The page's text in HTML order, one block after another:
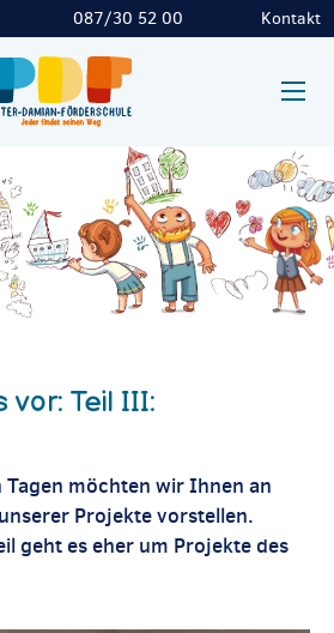
087/30 52 00 Kontakt
vor: Teil III:
möchten wir Ihnen an
Projekte vorstellen.
geht es eher um Projekte des